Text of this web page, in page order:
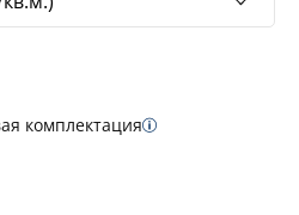
комплектация